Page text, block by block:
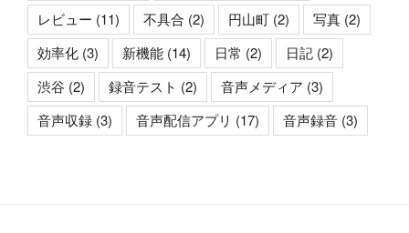
レビュー (11) 不具合 (2) 円山町 (2) 写真 (2)
効率化 (3) 新機能 (14) 日常 (2) 日記 (2)
渋谷 (2) 録音テスト (2) 音声メディア (3)
音声収録 (3) 音声配信アプリ (17) 音声録音 (3)